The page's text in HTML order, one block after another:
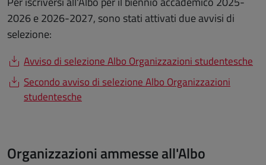
2026 e 2026-2027, sono stati attivati due avvisi di
selezione:
Avviso di selezione Albo Organizzazioni studentesche
Secondo avviso di selezione Albo Organizzazioni
studentesche
Organizzazioni ammesse all'Albo